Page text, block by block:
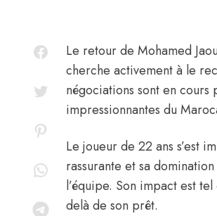
Le retour de Mohamed
cherche activement à le
négociations sont en
impressionnantes du
Le joueur de 22 ans s’est
rassurante et sa
l’équipe. Son impact est
delà de son prêt.